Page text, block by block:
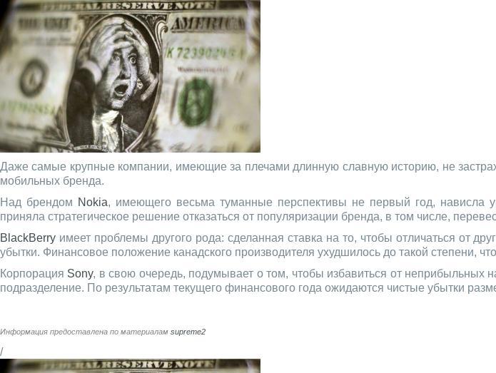
Даже самые крупные компании, имеющие за плечами длинную славную историю, не
мобильных бренда.
Над брендом Nokia, имеющего весьма туманные перспективы не первый год, нависла
приняла стратегическое решение отказаться от популяризации бренда, в том числе,
BlackBerry имеет проблемы другого рода: сделанная ставка на то, чтобы отличаться от
убытки. Финансовое положение канадского производителя ухудшилось до такой степени,
Корпорация Sony, в свою очередь, подумывает о том, чтобы избавиться от неприбыльных
подразделение. По результатам текущего финансового года ожидаются чистые убытки
Информация предоставлена по материалам supreme2
/